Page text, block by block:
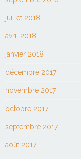
juillet 2018
avril 2018
janvier 2018
décembre 2017
novembre 2017
octobre 2017
septembre 2017
août 2017